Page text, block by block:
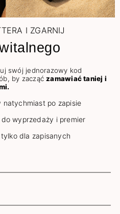
I ZGARNIJ
swój jednorazowy kod
by zacząćzamawiać taniej i
po zapisie
wyprzedaży i premier
dla zapisanych